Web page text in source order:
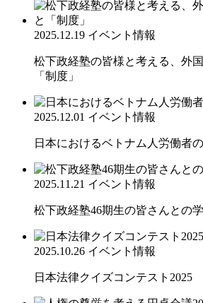
2025.12.19 イベント情報
松下政経塾の皆様と考える、外
「制度」
2025.12.01 イベント情報
日本におけるベトナム人労働者
2025.11.21 イベント情報
松下政経塾46期生の皆さんとの
2025.10.26 イベント情報
日本法律クイズコンテスト2025